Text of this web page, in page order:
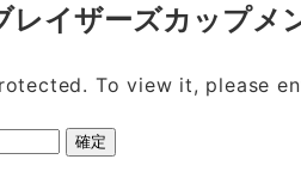
イザーズカップ
To view it, please